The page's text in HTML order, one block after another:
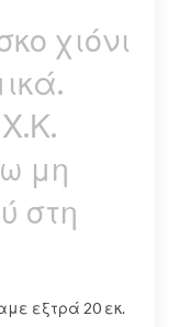
χιόνι
μη
στη
εξτρά 20 εκ.